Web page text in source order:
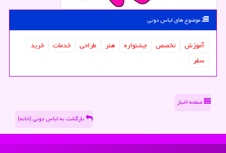
موضوع های لباس دونی
آموزش تخصص جشنواره هنر طراحی خدمات
خرید
سفر
صفحه اخبار
بازگشت به لباس دونی (خانه)